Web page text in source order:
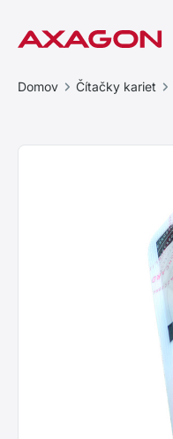
Domov Čítačky kariet